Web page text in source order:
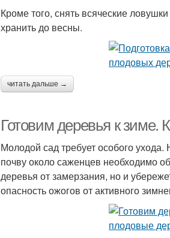
Кроме того, снять всяческие
хранить до весны.
читать дальше →
Готовим деревья к зиме.
Молодой сад требует особого
почву около саженцев необходимо
деревья от замерзания, но и
опасность ожогов от активного